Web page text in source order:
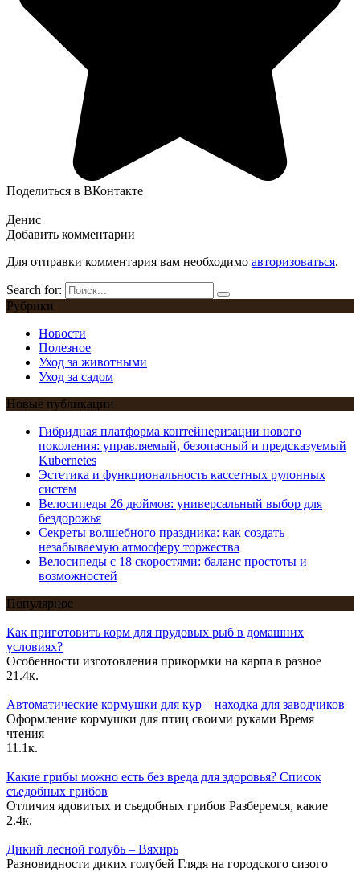
Поделиться в ВКонтакте
Денис
Добавить комментарии
Для отправки комментария вам необходимо авторизоваться.
Search for:
Рубрики
Новости
Полезное
Уход за животными
Уход за садом
Новые публикации
Гибридная платформа контейнеризации нового
поколения: управляемый, безопасный и предсказуемый
Kubernetes
Эстетика и функциональность кассетных рулонных
систем
Велосипеды 26 дюймов: универсальный выбор для
бездорожья
Секреты волшебного праздника: как создать
незабываемую атмосферу торжества
Велосипеды с 18 скоростями: баланс простоты и
возможностей
Популярное
Как приготовить корм для прудовых рыб в домашних
условиях?
Особенности изготовления прикормки на карпа в разное
21.4к.
Автоматические кормушки для кур – находка для заводчиков
Оформление кормушки для птиц своими руками Время
чтения
11.1к.
Какие грибы можно есть без вреда для здоровья? Список
съедобных грибов
Отличия ядовитых и съедобных грибов Разберемся, какие
2.4к.
Дикий лесной голубь – Вяхирь
Разновидности диких голубей Глядя на городского сизого